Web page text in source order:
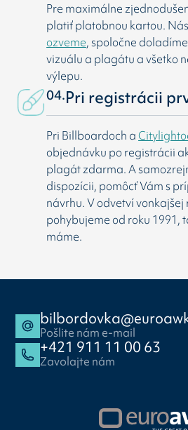
Pre maximálne
platiť platobnou kartou.
ozveme, spoločne
vizuálu a plagátu a všetko
výlepu.
04.Pri registrácii
Pri Billboardoch a
objednávku po registrácii
plagát zdarma. A
dispozícii, pomôcť Vám s
návrhu. V odvetví vonkajšej
pohybujeme od roku 1991,
máme.
Pošlite nám e-mail
+421 911 11 00 63
Zavolajte nám